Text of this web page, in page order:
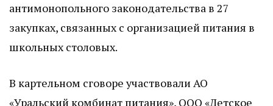
антимонопольного законодательства в 27
закупках, связанных с организацией питания в
школьных столовых.
В картельном сговоре участвовали АО
«Уральский комбинат питания», ООО «Детское